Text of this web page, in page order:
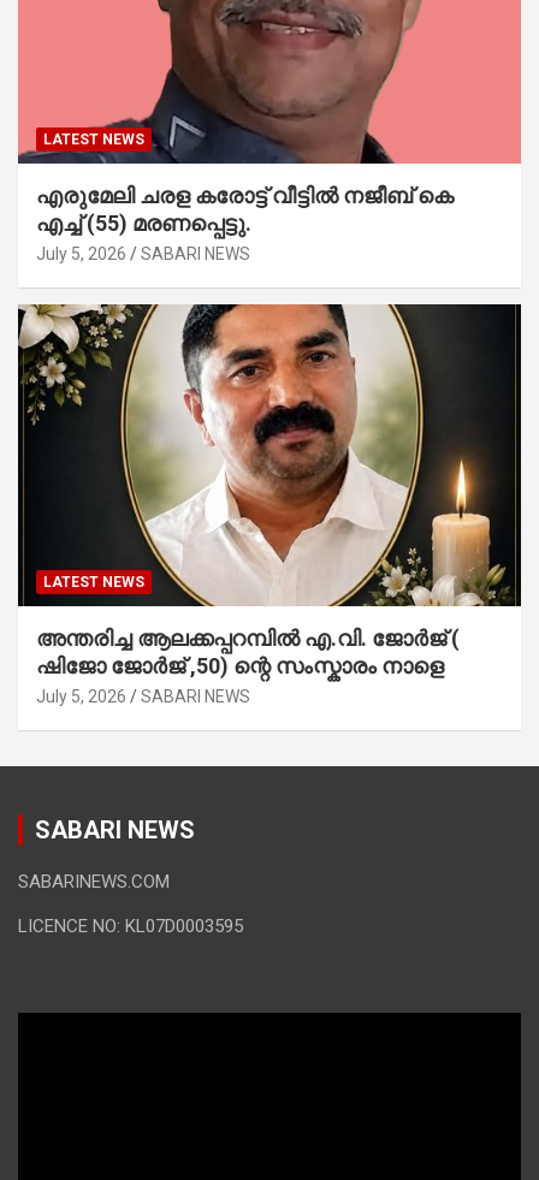
LATEST NEWS
എരുമേലി ചരള കരോട്ട് വീട്ടിൽ നജീബ് കെ
എച്ച് (55) മരണപ്പെട്ടു.
July 5, 2026 SABARI NEWS
LATEST NEWS
അന്തരിച്ച ആ​ല​ക്ക​പ്പ​റമ്പിൽ​ എ.​വി. ജോ​ർ​ജ് (
ഷിജോ ജോർജ് ,50) ന്റെ സംസ്കാരം നാളെ
July 5, 2026 SABARI NEWS
SABARI NEWS
SABARINEWS.COM
LICENCE NO: KL07D0003595